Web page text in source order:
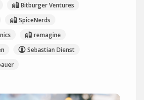
Bitburger Ventures
SpiceNerds
remagine
Sebastian Dienst